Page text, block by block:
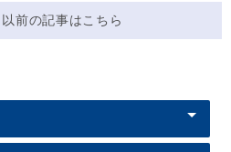
前の記事はこちら